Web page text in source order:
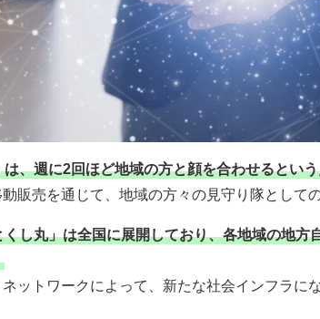
は、週に2回ほど地域の方と顔を合わせるとい
販売を通じて、地域の方々の見守り隊として
くし丸」は全国に展開しており、各地域の地方
ットワークによって、新たな社会インフラに